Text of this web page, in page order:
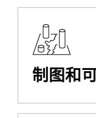
制图和